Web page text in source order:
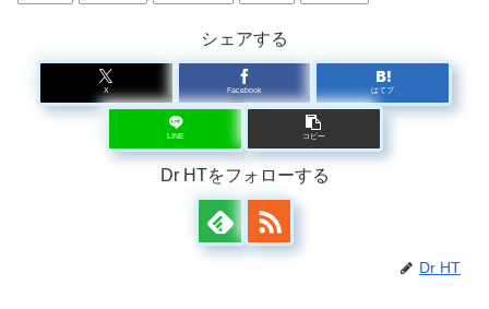
シェアする
X Facebook はてブ
LINE コピー
Dr HTをフォローする
Dr HT